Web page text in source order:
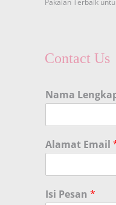
Pakaian Terbaik
Contact Us
Nama
Alamat Email
Isi Pesan *